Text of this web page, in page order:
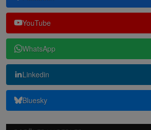
YouTube
WhatsApp
Linkedin
Bluesky